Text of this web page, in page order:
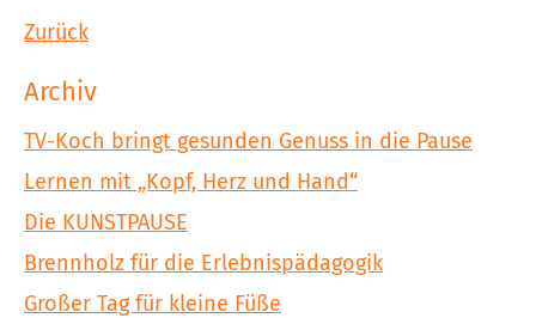
Zurück
Archiv
TV-Koch bringt gesunden Genuss in die Pause
Lernen mit „Kopf, Herz und Hand“
Die KUNSTPAUSE
Brennholz für die Erlebnispädagogik
Großer Tag für kleine Füße